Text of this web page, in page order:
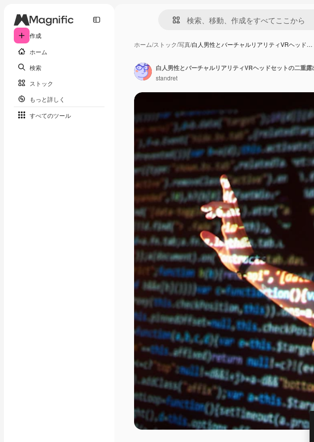
作成
ホーム
検索
ストック
もっと詳しく
すべてのツール
ホーム/ストック/写真/白人男性とバーチャルリアリティVRヘッド…
standret